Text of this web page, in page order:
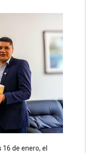
de enero, el